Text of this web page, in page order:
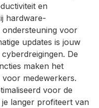
en
hardware-
ondersteuning voor
updates is jouw
De
maken het
medewerkers.
voor de
langer profiteert van